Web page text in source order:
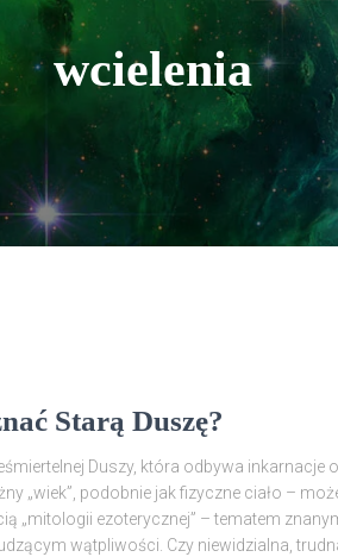
wcielenia
Starą Duszę?
Duszy, która odbywa inkarnacje
„wiek”, podobnie jak fizyczne ciało –
„mitologii ezoterycznej” – tematem
wątpliwości. Czy niewidzialna,